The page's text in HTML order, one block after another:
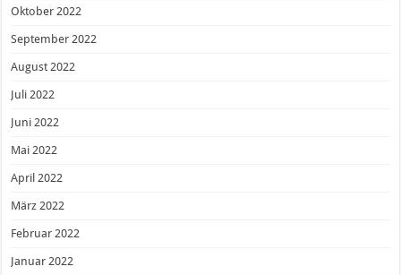
Oktober 2022
September 2022
August 2022
Juli 2022
Juni 2022
Mai 2022
April 2022
März 2022
Februar 2022
Januar 2022